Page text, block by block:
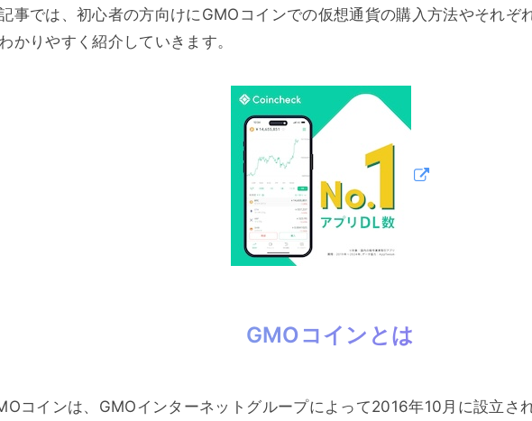
事では、初心者の方向けにGMOコインでの仮想通貨の購入方法やそれぞ
かりやすく紹介していきます。
GMOコインとは
コインは、GMOインターネットグループによって2016年10月に設立さ